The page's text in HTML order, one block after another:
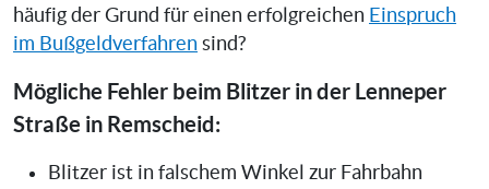
häufig der Grund für einen erfolgreichen Einspruch
im Bußgeldverfahren sind?
Mögliche Fehler beim Blitzer in der Lenneper
Straße in Remscheid:
Blitzer ist in falschem Winkel zur Fahrbahn